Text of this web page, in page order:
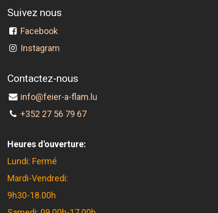
Suivez nous
Facebook
Instagram
Contactez-nous
info@feier-a-flam.lu
+352 27 56 79 67
Heures d'ouverture:
Lundi: Fermé
Mardi-Vendredi:
9h30-18.00h